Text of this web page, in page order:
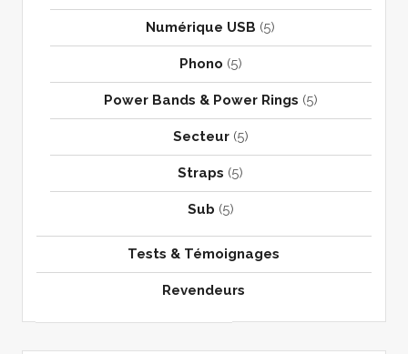
Numérique USB (5)
Phono (5)
Power Bands & Power Rings (5)
Secteur(5)
Straps (5)
Sub (5)
Tests & Témoignages
Revendeurs